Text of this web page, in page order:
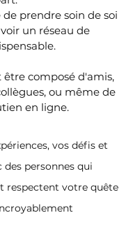
de prendre soin de soi
un réseau de
être composé d'amis,
ou même de
en ligne.
vos défis et
des personnes qui
respectent votre quête